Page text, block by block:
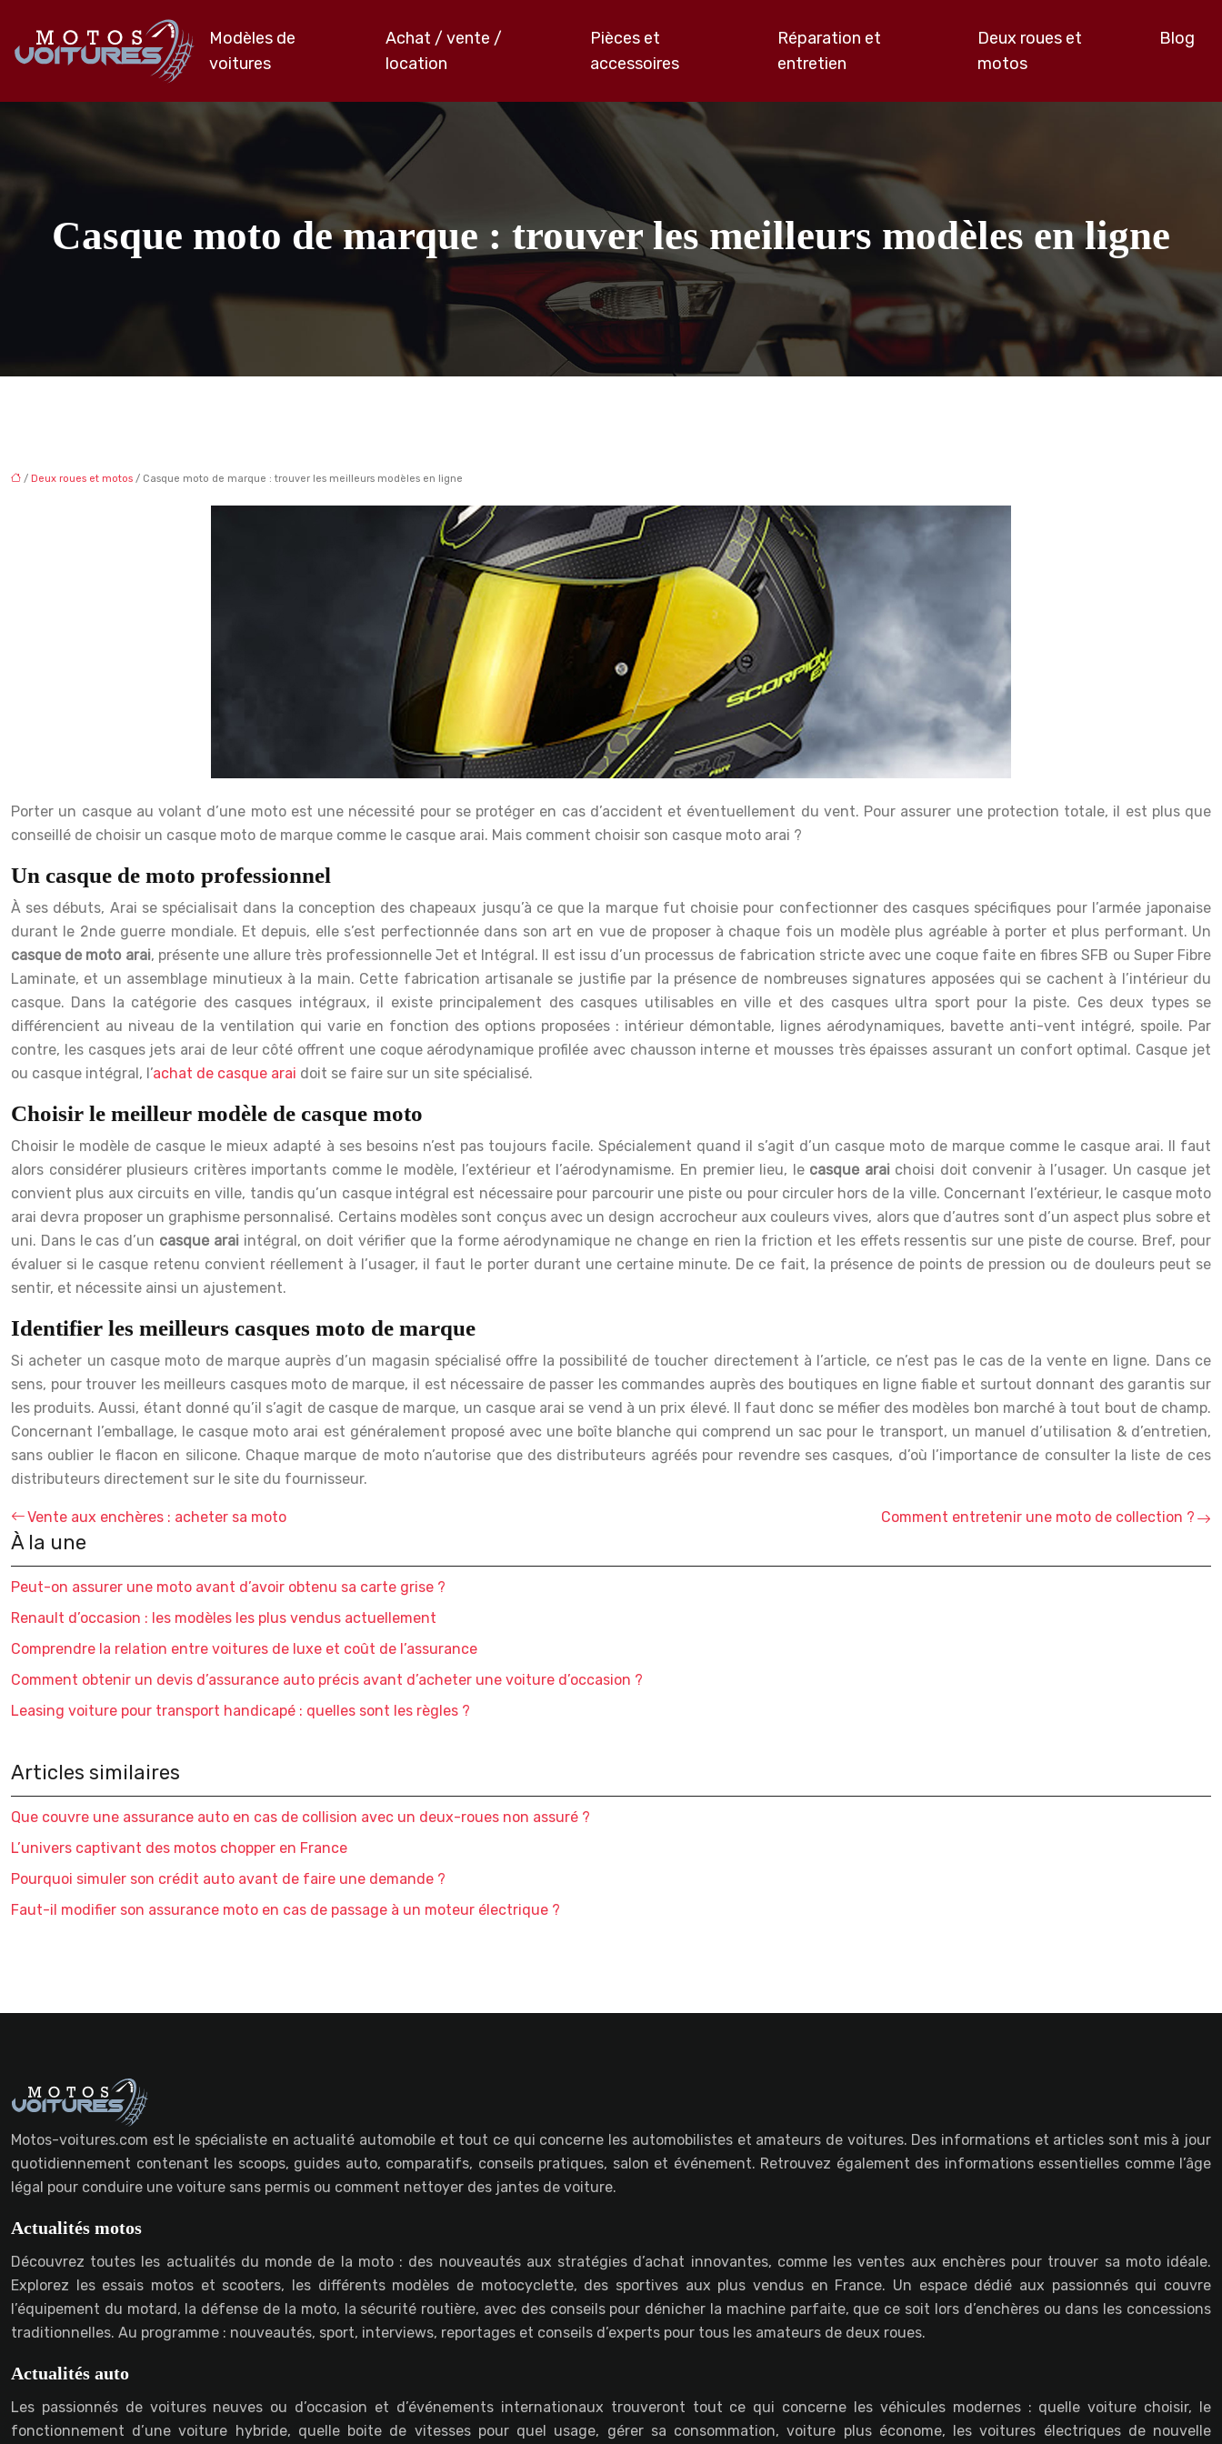
Modèles de
voitures
Achat / vente /
location
Pièces et
accessoires
Réparation et
entretien
Deux roues et
motos
Blog
Casque moto de marque : trouver les meilleurs modèles en ligne
/ Deux roues et motos / Casque moto de marque : trouver les meilleurs modèles en ligne
Porter un casque au volant d’une moto est une nécessité pour se protéger en cas d’accident et éventuellement du vent. Pour assurer une protection totale, il est plus que
conseillé de choisir un casque moto de marque comme le casque arai. Mais comment choisir son casque moto arai ?
Un casque de moto professionnel
À ses débuts, Arai se spécialisait dans la conception des chapeaux jusqu’à ce que la marque fut choisie pour confectionner des casques spécifiques pour l’armée japonaise
durant le 2nde guerre mondiale. Et depuis, elle s’est perfectionnée dans son art en vue de proposer à chaque fois un modèle plus agréable à porter et plus performant. Un
casque de moto arai, présente une allure très professionnelle Jet et Intégral. Il est issu d’un processus de fabrication stricte avec une coque faite en fibres SFB ou Super Fibre
Laminate, et un assemblage minutieux à la main. Cette fabrication artisanale se justifie par la présence de nombreuses signatures apposées qui se cachent à l’intérieur du
casque. Dans la catégorie des casques intégraux, il existe principalement des casques utilisables en ville et des casques ultra sport pour la piste. Ces deux types se
différencient au niveau de la ventilation qui varie en fonction des options proposées : intérieur démontable, lignes aérodynamiques, bavette anti-vent intégré, spoile. Par
contre, les casques jets arai de leur côté offrent une coque aérodynamique profilée avec chausson interne et mousses très épaisses assurant un confort optimal. Casque jet
ou casque intégral, l’achat de casque arai doit se faire sur un site spécialisé.
Choisir le meilleur modèle de casque moto
Choisir le modèle de casque le mieux adapté à ses besoins n’est pas toujours facile. Spécialement quand il s’agit d’un casque moto de marque comme le casque arai. Il faut
alors considérer plusieurs critères importants comme le modèle, l’extérieur et l’aérodynamisme. En premier lieu, le casque araichoisi doit convenir à l’usager. Un casque jet
convient plus aux circuits en ville, tandis qu’un casque intégral est nécessaire pour parcourir une piste ou pour circuler hors de la ville. Concernant l’extérieur, le casque moto
arai devra proposer un graphisme personnalisé. Certains modèles sont conçus avec un design accrocheur aux couleurs vives, alors que d’autres sont d’un aspect plus sobre et
uni. Dans le cas d’un casque araiintégral, on doit vérifier que la forme aérodynamique ne change en rien la friction et les effets ressentis sur une piste de course. Bref, pour
évaluer si le casque retenu convient réellement à l’usager, il faut le porter durant une certaine minute. De ce fait, la présence de points de pression ou de douleurs peut se
sentir, et nécessite ainsi un ajustement.
Identifier les meilleurs casques moto de marque
Si acheter un casque moto de marque auprès d’un magasin spécialisé offre la possibilité de toucher directement à l’article, ce n’est pas le cas de la vente en ligne. Dans ce
sens, pour trouver les meilleurs casques moto de marque, il est nécessaire de passer les commandes auprès des boutiques en ligne fiable et surtout donnant des garantis sur
les produits. Aussi, étant donné qu’il s’agit de casque de marque, un casque arai se vend à un prix élevé. Il faut donc se méfier des modèles bon marché à tout bout de champ.
Concernant l’emballage, le casque moto arai est généralement proposé avec une boîte blanche qui comprend un sac pour le transport, un manuel d’utilisation & d’entretien,
sans oublier le flacon en silicone. Chaque marque de moto n’autorise que des distributeurs agréés pour revendre ses casques, d’où l’importance de consulter la liste de ces
distributeurs directement sur le site du fournisseur.
Vente aux enchères : acheter sa moto Comment entretenir une moto de collection ?
À la une
Peut-on assurer une moto avant d’avoir obtenu sa carte grise ?
Renault d’occasion : les modèles les plus vendus actuellement
Comprendre la relation entre voitures de luxe et coût de l’assurance
Comment obtenir un devis d’assurance auto précis avant d’acheter une voiture d’occasion ?
Leasing voiture pour transport handicapé : quelles sont les règles ?
Articles similaires
Que couvre une assurance auto en cas de collision avec un deux-roues non assuré ?
L’univers captivant des motos chopper en France
Pourquoi simuler son crédit auto avant de faire une demande ?
Faut-il modifier son assurance moto en cas de passage à un moteur électrique ?
Motos-voitures.com est le spécialiste en actualité automobile et tout ce qui concerne les automobilistes et amateurs de voitures. Des informations et articles sont mis à jour
quotidiennement contenant les scoops, guides auto, comparatifs, conseils pratiques, salon et événement. Retrouvez également des informations essentielles comme l’âge
légal pour conduire une voiture sans permis ou comment nettoyer des jantes de voiture.
Actualités motos
Découvrez toutes les actualités du monde de la moto : des nouveautés aux stratégies d’achat innovantes, comme les ventes aux enchères pour trouver sa moto idéale.
Explorez les essais motos et scooters, les différents modèles de motocyclette, des sportives aux plus vendus en France. Un espace dédié aux passionnés qui couvre
l’équipement du motard, la défense de la moto, la sécurité routière, avec des conseils pour dénicher la machine parfaite, que ce soit lors d’enchères ou dans les concessions
traditionnelles. Au programme : nouveautés, sport, interviews, reportages et conseils d’experts pour tous les amateurs de deux roues.
Actualités auto
Les passionnés de voitures neuves ou d’occasion et d’événements internationaux trouveront tout ce qui concerne les véhicules modernes : quelle voiture choisir, le
fonctionnement d’une voiture hybride, quelle boite de vitesses pour quel usage, gérer sa consommation, voiture plus économe, les voitures électriques de nouvelle